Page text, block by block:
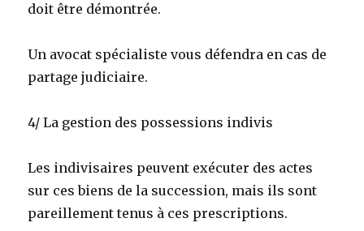
doit être démontrée.
Un avocat spécialiste vous défendra en cas de
partage judiciaire.
4/ La gestion des possessions indivis
Les indivisaires peuvent exécuter des actes
sur ces biens de la succession, mais ils sont
pareillement tenus à ces prescriptions.